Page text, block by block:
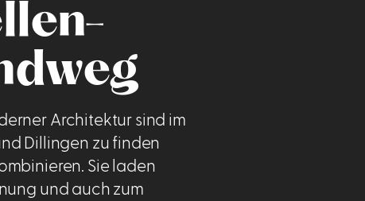
Architektur sind im
Dillingen zu finden
Sie laden
und auch zum